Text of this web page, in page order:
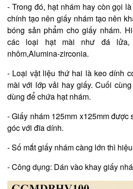
- Trong đó, hạt nhám hay còn gọi
chính tạo nên giấy nhám tạo nên
bóng sản phẩm cho giấy nhám.
các loại hạt mài như đá lửa,
nhôm,Alumina-zirconia.
- Loại vật liệu thứ hai là keo dính
mài với lớp vải hay giấy. Cuối
dùng để chứa hạt nhám.
- Giấy nhám 125mm x125mm được
góc với đĩa dính.
- Số mắt giấy nhám càng lớn thì
- Công dụng: Dán vào khay giấy